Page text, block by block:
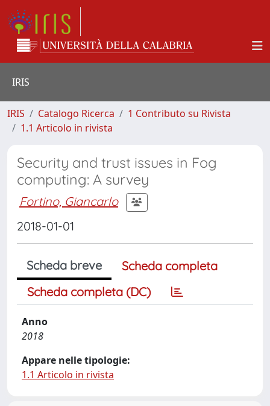
IRIS
IRIS Catalogo Ricerca
1 Contributo su Rivista
1.1 Articolo in rivista
Security and trust issues in Fog
computing: A survey
Fortino, Giancarlo
2018-01-01
Scheda breve
Scheda completa
Scheda completa (DC)
Anno
2018
Appare nelle tipologie:
1.1 Articolo in rivista